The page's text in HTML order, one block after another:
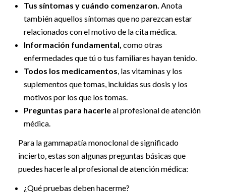
Tus síntomas y cuándo comenzaron. Anota
también aquellos síntomas que no parezcan estar
relacionados con el motivo de la cita médica.
Información fundamental, como otras
enfermedades que tú o tus familiares hayan tenido.
Todos los medicamentos, las vitaminas y los
suplementos que tomas, incluidas sus dosis y los
motivos por los que los tomas.
Preguntas para hacerleal profesional de atención
médica.
Para la gammapatía monoclonal de significado
incierto, estas son algunas preguntas básicas que
puedes hacerle al profesional de atención médica:
¿Qué pruebas deben hacerme?